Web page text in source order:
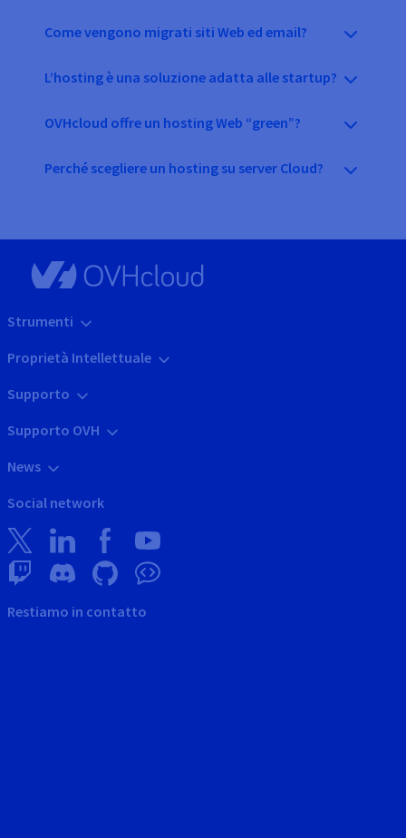
Come vengono migrati siti Web ed email?
L’hosting è una soluzione adatta alle startup?
OVHcloud offre un hosting Web “green”?
Perché scegliere un hosting su server Cloud?
Strumenti
Proprietà Intellettuale
Supporto
Supporto OVH
News
Social network
Restiamo in contatto